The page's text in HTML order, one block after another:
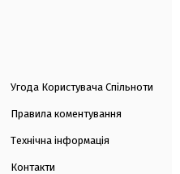
Угода Користувача Спільноти
Правила коментування
Технічна інформація
Контакти